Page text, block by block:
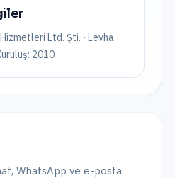
Ltd. Şti. · Levha
2010
WhatsApp ve e-posta